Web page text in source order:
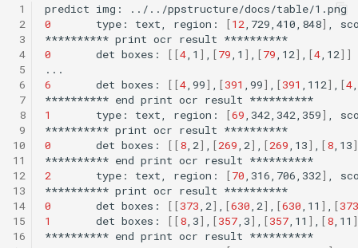
1
2
3
4
5
6
7
8
9
10
11
12
13
14
15
16
predict img:
0
type: text, region: [12 ,729,410,848]
********** print ocr result
0
det boxes: [[4 ,1 ] [79 ,1 ] [79 ,12] [4 ,12]]
6
det boxes: [[4 ,99] [391 ,99] [391 ,112] [4
********** end print ocr result
1
type: text, region: [69 ,342,342,359]
********** print ocr result
0
det boxes: [[8 ,2] [269 ,2] [269 ,13] [8 ,13
********** end print ocr result
2
type: text, region: [70 ,316,706,332]
********** print ocr result
0
det boxes: [[373 ,2] [630 ,2] [630 ,11 ] [373
1
det boxes: [[8 ,3] [357 ,3] [357 ,11 ] [8 ,11
********** end print ocr result